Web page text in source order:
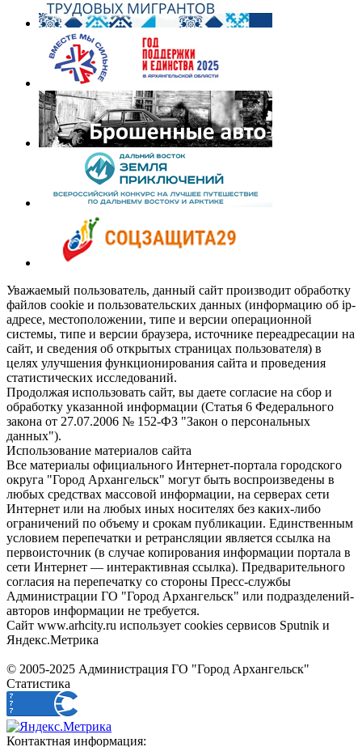
Уважаемый пользователь, данный сайт производит обработку
файлов cookie и пользовательских данных (информацию об ip-
адресе, местоположении, типе и версии операционной
системы, типе и версии браузера, источнике переадресации на
сайт, и сведения об открытых страницах пользователя) в
целях улучшения функционирования сайта и проведения
статистических исследований.
Продолжая использовать сайт, вы даете согласие на сбор и
обработку указанной информации (Статья 6 Федерального
закона от 27.07.2006 № 152-ФЗ "Закон о персональных
данных").
Использование материалов сайта
Все материалы официального Интернет-портала городского
округа "Город Архангельск" могут быть воспроизведены в
любых средствах массовой информации, на серверах сети
Интернет или на любых иных носителях без каких-либо
ограничений по объему и срокам публикации. Единственным
условием перепечатки и ретрансляции является ссылка на
первоисточник (в случае копирования информации портала в
сети Интернет — интерактивная ссылка). Предварительного
согласия на перепечатку со стороны Пресс-службы
Администрации ГО "Город Архангельск" или подразделений-
авторов информации не требуется.
Сайт www.arhcity.ru использует cookies сервисов Sputnik и
Яндекс.Метрика
© 2005-2025 Администрация ГО "Город Архангельск"
Статистика
Контактная информация: